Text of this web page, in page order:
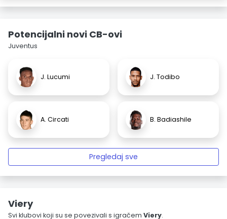
Potencijalni novi CB-ovi
Juventus
J. Lucumi J. Todibo
A. Circati B. Badiashile
Pregledaj sve
Viery
Svi klubovi koji su se povezivali s igračem Viery.